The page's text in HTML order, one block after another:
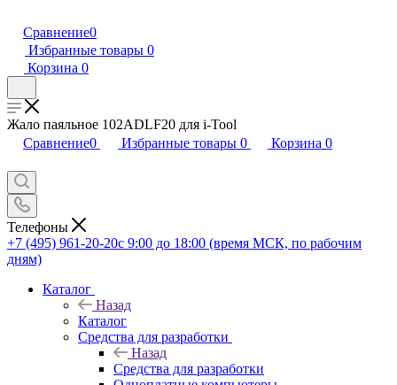
Сравнение0
Избранные товары 0
Корзина 0
Жало паяльное 102ADLF20 для i-Tool
Сравнение0 Избранные товары 0 Корзина 0
Телефоны
+7 (495) 961-20-20с 9:00 до 18:00 (время МСК, по рабочим
дням)
Каталог
Назад
Каталог
Средства для разработки
Назад
Средства для разработки